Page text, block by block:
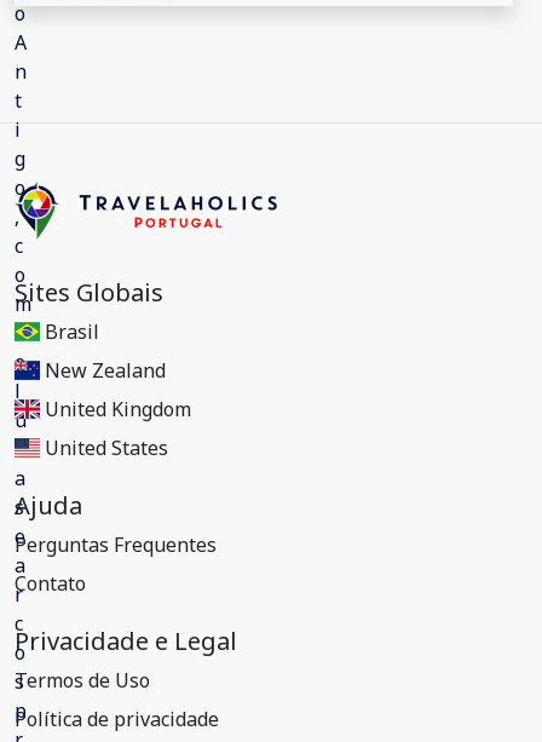
Sites Globais
Brasil
New Zealand
United Kingdom
United States
Ajuda
Perguntas Frequentes
Contato
Privacidade e Legal
Termos de Uso
Política de privacidade